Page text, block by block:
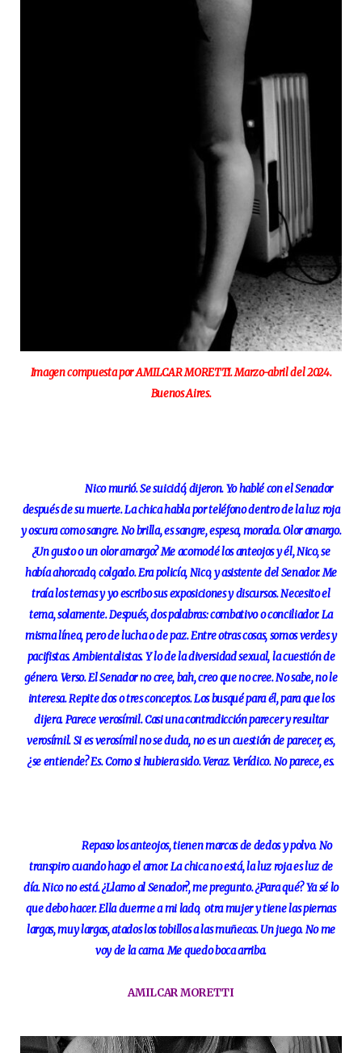
Imagen compuesta por AMILCAR MORETTI. Marzo-abril del 2024.
Buenos Aires.
Nico murió. Se suicidó, dijeron. Yo hablé con el Senador
después de su muerte. La chica habla por teléfono dentro de la luz roja
y oscura como sangre. No brilla, es sangre, espesa, morada. Olor amargo.
¿Un gusto o un olor amargo? Me acomodé los anteojos y él, Nico, se
había ahorcado, colgado. Era policía, Nico, y asistente del Senador. Me
traía los temas y yo escribo sus exposiciones y discursos. Necesito el
tema, solamente. Después, dos palabras: combativo o conciliador. La
misma línea, pero de lucha o de paz. Entre otras cosas, somos verdes y
pacifistas. Ambientalistas. Y lo de la diversidad sexual, la cuestión de
género. Verso. El Senador no cree, bah, creo que no cree. No sabe, no le
interesa. Repite dos o tres conceptos. Los busqué para él, para que los
dijera. Parece verosímil. Casi una contradicción parecer y resultar
verosímil. Si es verosímil no se duda, no es un cuestión de parecer, es,
¿se entiende? Es. Como si hubiera sido. Veraz. Verídico. No parece, es.
Repaso los anteojos, tienen marcas de dedos y polvo. No
transpiro cuando hago el amor. La chica no está, la luz roja es luz de
día. Nico no está. ¿Llamo al Senador?, me pregunto. ¿Para qué? Ya sé lo
que debo hacer. Ella duerme a mi lado, otra mujer y tiene las piernas
largas, muy largas, atados los tobillos a las muñecas. Un juego. No me
voy de la cama. Me quedo boca arriba.
AMILCAR MORETTI